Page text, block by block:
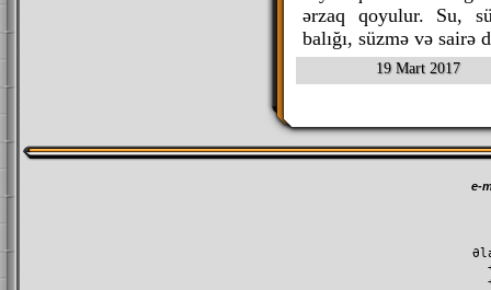
ərzaq qoyulur. Su,
balığı, süzmə və
19 Mart 2017
e-